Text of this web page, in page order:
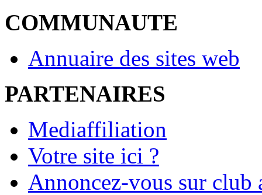
COMMUNAUTE
Annuaire des sites web
PARTENAIRES
Mediaffiliation
Votre site ici ?
Annoncez-vous sur